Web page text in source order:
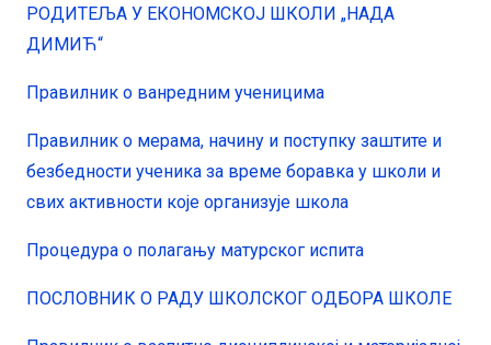
РОДИТЕЉА У ЕКОНОМСКОЈ ШКОЛИ „НАДА
ДИМИЋ“
Правилник о ванредним ученицима
Правилник о мерама, начину и поступку заштите и
безбедности ученика за време боравка у школи и
свих активности које организује школа
Процедура о полагању матурског испита
ПОСЛОВНИК О РАДУ ШКОЛСКОГ ОДБОРА ШКОЛЕ